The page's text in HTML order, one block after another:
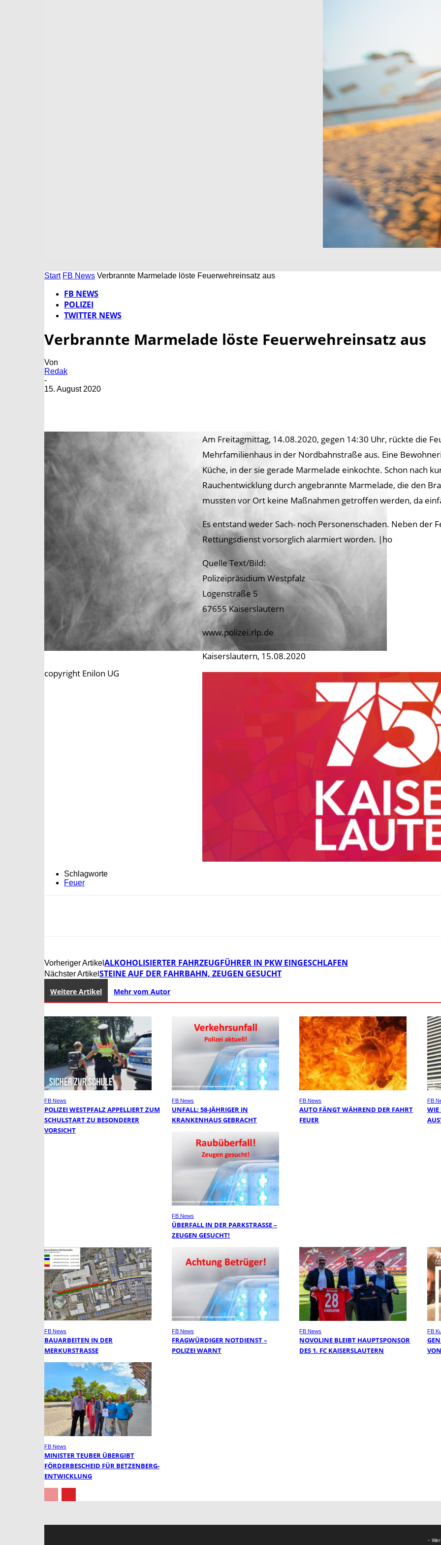
Start FB News Verbrannte Marmelade löste Feuerwehreinsatz aus
FB NEWS
POLIZEI
TWITTER NEWS
Verbrannte Marmelade löste Feuerwehreinsatz aus
Von
Redak
-
15. August 2020
copyright Enilon UG
Am Freitagmittag, 14.08.2020, gegen 14:30 Uhr, rückte die
Mehrfamilienhaus in der Nordbahnstraße aus. Eine
Küche, in der sie gerade Marmelade einkochte. Schon nach
Rauchentwicklung durch angebrannte Marmelade, die den
mussten vor Ort keine Maßnahmen getroffen werden, da
Es entstand weder Sach- noch Personenschaden. Neben der
Rettungsdienst vorsorglich alarmiert worden. |ho
Quelle Text/Bild:
Polizeipräsidium Westpfalz
Logenstraße 5
67655 Kaiserslautern
www.polizei.rlp.de
Kaiserslautern, 15.08.2020
Schlagworte
Feuer
Vorheriger Artikel ALKOHOLISIERTER FAHRZEUGFÜHRER IN PKW EINGESCHLAFEN
Nächster Artikel STEINE AUF DER FAHRBAHN, ZEUGEN GESUCHT
Weitere Artikel Mehr vom Autor
FB News
POLIZEI WESTPFALZ APPELLIERT ZUM
SCHULSTART ZU BESONDERER
VORSICHT
FB News
UNFALL: 58-JÄHRIGER IN
KRANKENHAUS GEBRACHT
FB News
AUTO FÄNGT WÄHREND DER FAHRT
FEUER
FB
WIE
FB News
ÜBERFALL IN DER PARKSTRASSE – Z
EUGEN GESUCHT!
FB News
BAUARBEITEN IN DER
MERKURSTRASSE
FB News
FRAGWÜRDIGER NOTDIENST –
POLIZEI WARNT
FB News
NOVOLINE BLEIBT HAUPTSPONSOR
DES 1. FC KAISERSLAUTERN
FB
FB News
MINISTER TEUBER ÜBERGIBT
FÖRDERBESCHEID FÜR BETZENBERG-
ENTWICKLUNG
-